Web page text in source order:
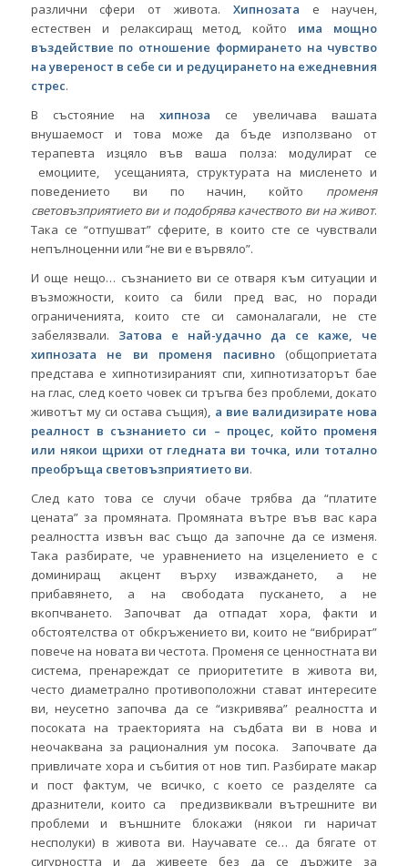
различни сфери от живота. Хипнозата е научен,
естествен и релаксиращ метод, който има мощно
въздействие по отношение формирането на чувство
на увереност в себе си и редуцирането на ежедневния
стрес.
В състояние на хипноза се увеличава вашата
внушаемост и това може да бъде използвано от
терапевта изцяло във ваша полза: модулират се
емоциите, усещанията, структурата на мисленето и
поведението ви по начин, който променя
световъзприятието ви и подобрява качеството ви на живот.
Така се “отпушват” сферите, в които сте се чувствали
непълноценни или “не ви е вървяло”.
И още нещо… съзнанието ви се отваря към ситуации и
възможности, които са били пред вас, но поради
ограниченията, които сте си самоналагали, не сте
забелязвали. Затова е най-удачно да се каже, че
хипнозата не ви променя пасивно (общоприетата
представа е хипнотизираният спи, хипнотизаторът бае
на глас, след което човек си тръгва без проблеми, докато
животът му си остава същия), а вие валидизирате нова
реалност в съзнанието си – процес, който променя
или някои щрихи от гледната ви точка, или тотално
преобръща световъзприятието ви.
След като това се случи обаче трябва да “платите
цената” за промяната. Промяната вътре във вас кара
реалността извън вас също да започне да се изменя.
Така разбирате, че уравнението на изцелението е с
доминиращ акцент върху изваждането, а не
прибавянето, а на свободата пускането, а не
вкопчването. Започват да отпадат хора, факти и
обстоятелства от обкръжението ви, които не “вибрират”
повече на новата ви честота. Променя се ценностната ви
система, пренареждат се приоритетите в живота ви,
често диаметрално противоположни стават интересите
ви, неусетно започва да се “изкривява” реалността и
посоката на траекторията на съдбата ви в нова и
неочаквана за рационалния ум посока. Започвате да
привличате хора и събития от нов тип. Разбирате макар
и пост фактум, че всичко, с което се разделяте са
дразнители, които са предизвиквали вътрешните ви
проблеми и външните блокажи (някои ги наричат
несполуки) в живота ви. Научавате се… да бягате от
сигурността и да живеете без да се държите за